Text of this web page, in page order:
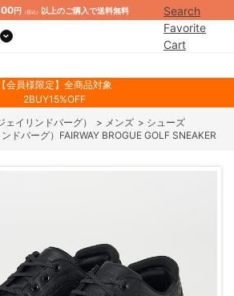
円 （税込） 以上のご購入で送料無料
Search
Favorite
Cart
【会員様限定】全商品対象
2BUY15%OFF
イリンドバーグ） > メンズ > シューズ
ドバーグ）FAIRWAY BROGUE GOLF SNEAKER